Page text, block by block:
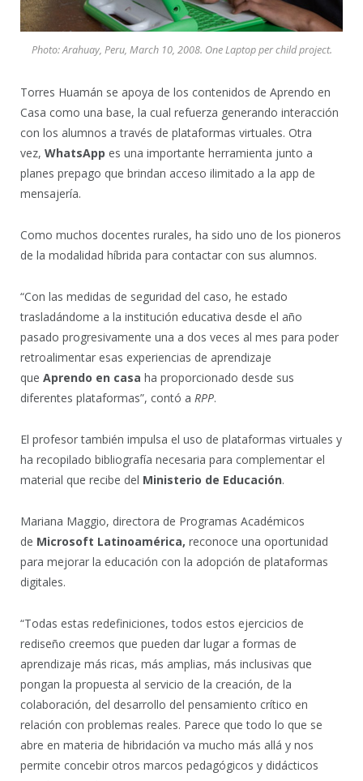
Photo: Arahuay, Peru, March 10, 2008. One Laptop per child project.
Torres Huamán se apoya de los contenidos de Aprendo en
Casa como una base, la cual refuerza generando interacción
con los alumnos a través de plataformas virtuales. Otra
vez, WhatsApp es una importante herramienta junto a
planes prepago que brindan acceso ilimitado a la app de
mensajería.
Como muchos docentes rurales, ha sido uno de los pioneros
de la modalidad híbrida para contactar con sus alumnos.
“Con las medidas de seguridad del caso, he estado
trasladándome a la institución educativa desde el año
pasado progresivamente una a dos veces al mes para poder
retroalimentar esas experiencias de aprendizaje
que Aprendo en casa ha proporcionado desde sus
diferentes plataformas”, contó a RPP.
El profesor también impulsa el uso de plataformas virtuales y
ha recopilado bibliografía necesaria para complementar el
material que recibe del Ministerio de Educación.
Mariana Maggio, directora de Programas Académicos
de Microsoft Latinoamérica, reconoce una oportunidad
para mejorar la educación con la adopción de plataformas
digitales.
“Todas estas redefiniciones, todos estos ejercicios de
rediseño creemos que pueden dar lugar a formas de
aprendizaje más ricas, más amplias, más inclusivas que
pongan la propuesta al servicio de la creación, de la
colaboración, del desarrollo del pensamiento crítico en
relación con problemas reales. Parece que todo lo que se
abre en materia de hibridación va mucho más allá y nos
permite concebir otros marcos pedagógicos y didácticos